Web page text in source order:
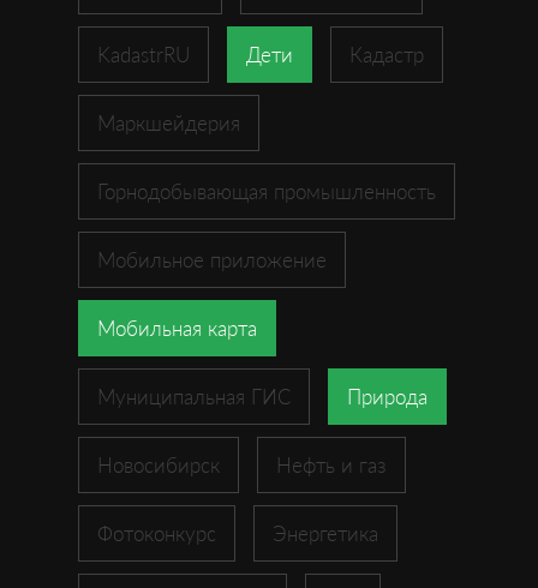
KadastrRU Дети Кадастр
Маркшейдерия
Горнодобывающая промышленность
Мобильное приложение
Мобильная карта
Муниципальная ГИС Природа
Новосибирск Нефть и газ
Фотоконкурс Энергетика